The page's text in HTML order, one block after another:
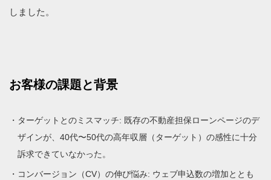
しました。
お客様の課題と背景
ターゲットとのミスマッチ: 既存の不動産担保ローンページのデ
ザインが、40代〜50代の高年収層（ターゲット）の感性に十分
訴求できていなかった。
コンバージョン（CV）の伸び悩み: ウェブ申込数の増加ととも